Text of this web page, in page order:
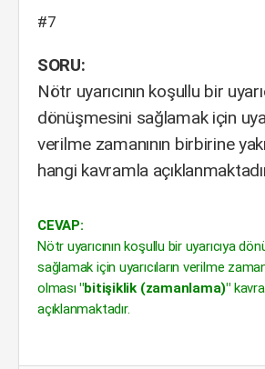
#7
SORU:
Nötr uyarıcının koşullu bir
dönüşmesini sağlamak için
verilme zamanının birbirine
hangi kavramla
CEVAP:
Nötr uyarıcının koşullu bir uyarıcıya
sağlamak için uyarıcıların verilme
olması"bitişiklik (zamanlama)"
açıklanmaktadır.